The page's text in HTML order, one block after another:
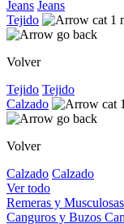
Jeans Jeans
Tejido
Volver
Tejido Tejido
Calzado
Volver
Calzado Calzado
Ver todo
Remeras y Musculosas
Canguros y Buzos